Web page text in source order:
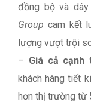
đồng bộ và
Group cam kết
lượng vượt trội
– Giá cả cạnh
khách hàng tiết
hơn thị trường từ